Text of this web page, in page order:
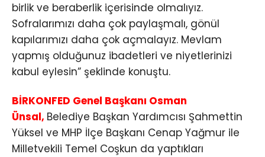
birlik ve beraberlik içerisinde olmalıyız.
Sofralarımızı daha çok paylaşmalı, gönül
kapılarımızı daha çok açmalayız. Mevlam
yapmış olduğunuz ibadetleri ve niyetlerinizi
kabul eylesin” şeklinde konuştu.
BİRKONFED Genel Başkanı Osman
Ünsal, Belediye Başkan Yardımcısı Şahmettin
Yüksel ve MHP İlçe Başkanı Cenap Yağmur ile
Milletvekili Temel Coşkun da yaptıkları